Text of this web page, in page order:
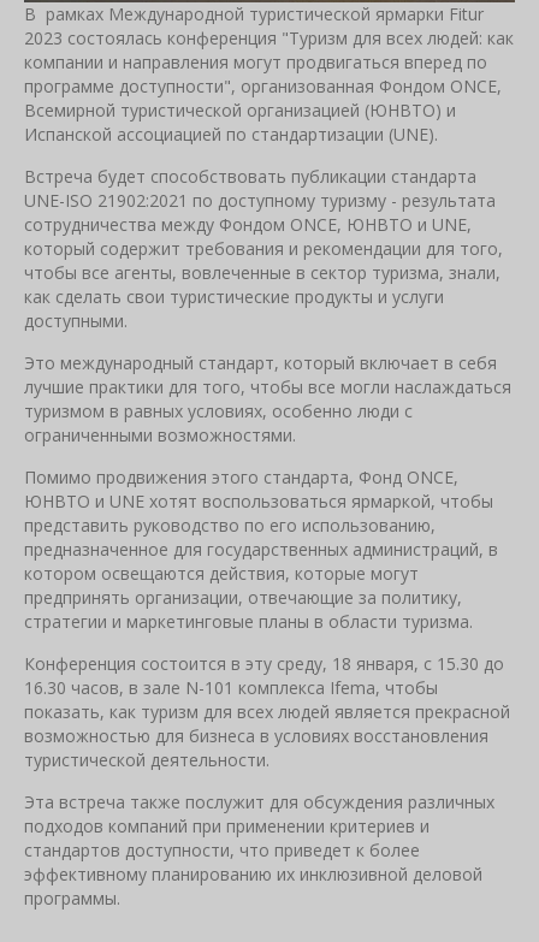
В рамках Международной туристической ярмарки Fitur
2023 состоялась конференция "Туризм для всех людей: как
компании и направления могут продвигаться вперед по
программе доступности", организованная Фондом ONCE,
Всемирной туристической организацией (ЮНВТО) и
Испанской ассоциацией по стандартизации (UNE).
Встреча будет способствовать публикации стандарта
UNE-ISO 21902:2021 по доступному туризму - результата
сотрудничества между Фондом ONCE, ЮНВТО и UNE,
который содержит требования и рекомендации для того,
чтобы все агенты, вовлеченные в сектор туризма, знали,
как сделать свои туристические продукты и услуги
доступными.
Это международный стандарт, который включает в себя
лучшие практики для того, чтобы все могли наслаждаться
туризмом в равных условиях, особенно люди с
ограниченными возможностями.
Помимо продвижения этого стандарта, Фонд ONCE,
ЮНВТО и UNE хотят воспользоваться ярмаркой, чтобы
представить руководство по его использованию,
предназначенное для государственных администраций, в
котором освещаются действия, которые могут
предпринять организации, отвечающие за политику,
стратегии и маркетинговые планы в области туризма.
Конференция состоится в эту среду, 18 января, с 15.30 до
16.30 часов, в зале N-101 комплекса Ifema, чтобы
показать, как туризм для всех людей является прекрасной
возможностью для бизнеса в условиях восстановления
туристической деятельности.
Эта встреча также послужит для обсуждения различных
подходов компаний при применении критериев и
стандартов доступности, что приведет к более
эффективному планированию их инклюзивной деловой
программы.